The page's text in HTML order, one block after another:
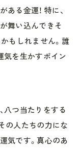
る金運！ 特に、
舞い込んできそ
もしれません。誰
気を生かすポイン
八つ当たりをする
の人たちの力にな
気です。真心のあ